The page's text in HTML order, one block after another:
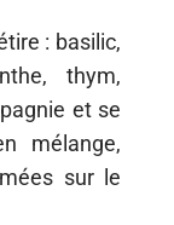
: basilic,
thym,
et se
mélange,
sur le